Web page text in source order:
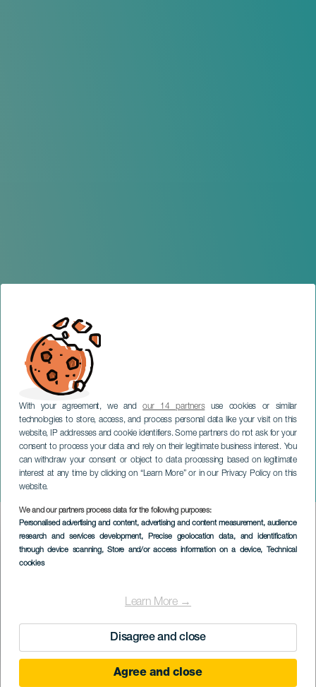
With your agreement, we andour 14 partnersuse cookies or similar
technologies to store, access, and process personal data like your visit on this
website, IP addresses and cookie identifiers. Some partners do not ask for your
consent to process your data and rely on their legitimate business interest. You
can withdraw your consent or object to data processing based on legitimate
interest at any time by clicking on “Learn More” or in our Privacy Policy on this
website.
We and our partners process data for the following purposes:
Personalised advertising and content, advertising and content measurement, audience
research and services development, Precise geolocation data, and identification
through device scanning, Store and/or access information on a device, Technical
cookies
Learn More →
Disagree and close
Agree and close
Siloé i konsert
TENERIFE
Imagen
Listado